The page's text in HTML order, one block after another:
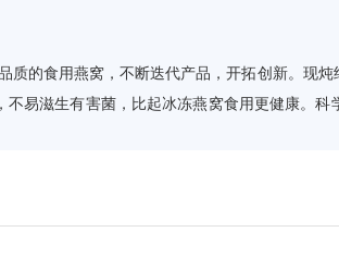
食用燕窝，不断迭代产品，开拓创新。现炖
易滋生有害菌，比起冰冻燕窝食用更健康。